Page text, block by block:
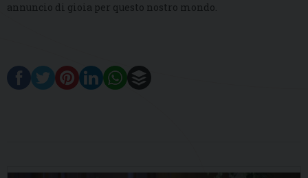
annuncio di gioia per questo nostro mondo.